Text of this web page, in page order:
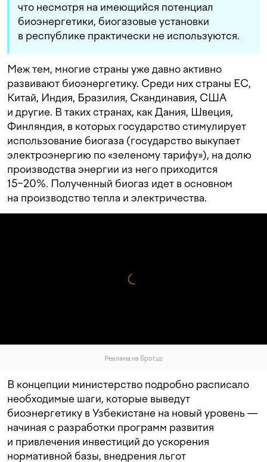
что несмотря на имеющийся потенциал
биоэнергетики, биогазовые установки
в республике практически не используются.
Меж тем, многие страны уже давно активно
развивают биоэнергетику. Среди них страны ЕС,
Китай, Индия, Бразилия, Скандинавия, США
и другие. В таких странах, как Дания, Швеция,
Финляндия, в которых государство стимулирует
использование биогаза (государство выкупает
электроэнергию по «зеленому тарифу»), на долю
производства энергии из него приходится
15−20%. Полученный биогаз идет в основном
на производство тепла и электричества.
Реклама на Spot.uz
В концепции министерство подробно расписало
необходимые шаги, которые выведут
биоэнергетику в Узбекистане на новый уровень —
начиная с разработки программ развития
и привлечения инвестиций до ускорения
нормативной базы, внедрения льгот